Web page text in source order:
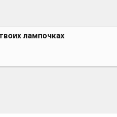
лампочках